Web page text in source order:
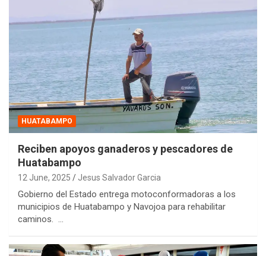
HUATABAMPO
Reciben apoyos ganaderos y pescadores de
Huatabampo
12 June, 2025 Jesus Salvador Garcia
Gobierno del Estado entrega motoconformadoras a los
municipios de Huatabampo y Navojoa para rehabilitar
caminos. …